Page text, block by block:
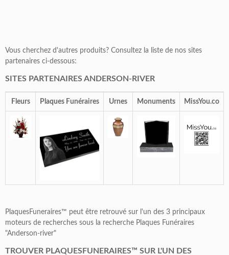
Vous cherchez d'autres produits? Consultez la liste de nos sites
partenaires ci-dessous:
SITES PARTENAIRES ANDERSON-RIVER
Fleurs Plaques Funéraires Urnes Monuments MissYou.co
PlaquesFuneraires™ peut être retrouvé sur l'un des 3 principaux
moteurs de recherches sous la recherche Plaques Funéraires
"Anderson-river"
TROUVER PLAQUESFUNERAIRES™ SUR L'UN DES